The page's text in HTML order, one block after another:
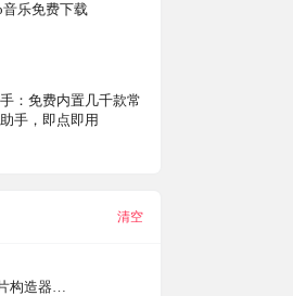
乐免费下载
：免费内置几千款常
手，即点即用
清空
构造器